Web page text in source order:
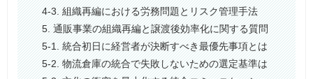
4-3. 組織再編における労務問題とリスク管理手法
5. 通販事業の組織再編と譲渡後効率化に関する質問
5-1. 統合初日に経営者が決断すべき最優先事項とは
5-2. 物流倉庫の統合で失敗しないための選定基準は